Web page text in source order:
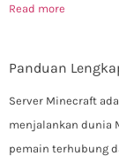
Read more
Panduan
Server Minecraft
menjalankan dunia
pemain terhubung